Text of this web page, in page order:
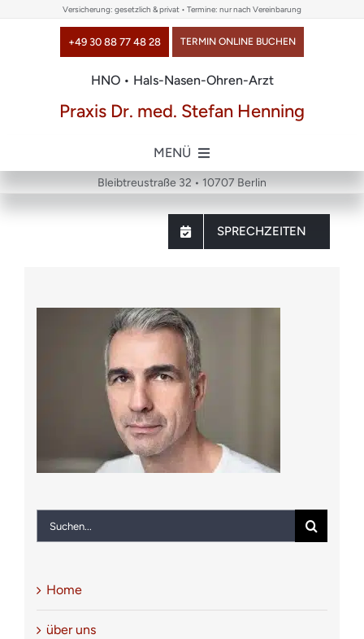
Versicherung: gesetzlich & privat • Termine: nur nach Vereinbarung
HNO • Hals-Nasen-Ohren-Arzt
+49 30 88 77 48 28 TERMIN ONLINE BUCHEN
Praxis Dr. med. Stefan Henning
MENÜ
Home
SPRECHZEITEN
Bleibtreustraße 32 • 10707 Berlin
Suche
nach:
Home
über uns